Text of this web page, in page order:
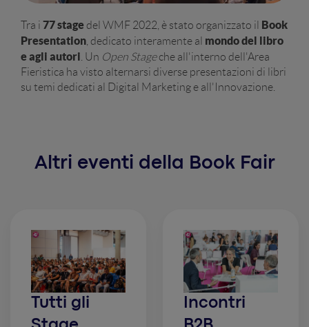
Tra i 77 stage del WMF 2022, è stato organizzato il Book
Presentation , dedicato interamente al mondo del libro
e agli autori . Un Open Stageche all'interno dell'Area
Fieristica ha visto alternarsi diverse presentazioni di libri
su temi dedicati al Digital Marketing e all'Innovazione.
Altri eventi della Book Fair
Tutti gli
Incontri